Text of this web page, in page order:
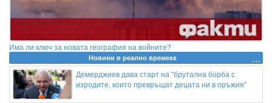
Има ли ключ за новата география на войните?
Новини в реално времеss
Демерджиев дава старт на "брутална борба с
изродите, които превръщат децата ни в оръжия"